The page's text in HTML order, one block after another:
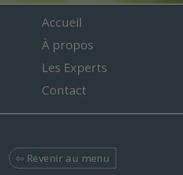
Accueil
À propos
Les Experts
Contact
⇦ Revenir au menu